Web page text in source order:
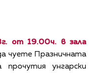
от 19.00ч. в зала
чуете Празничната
прочутия унгарски